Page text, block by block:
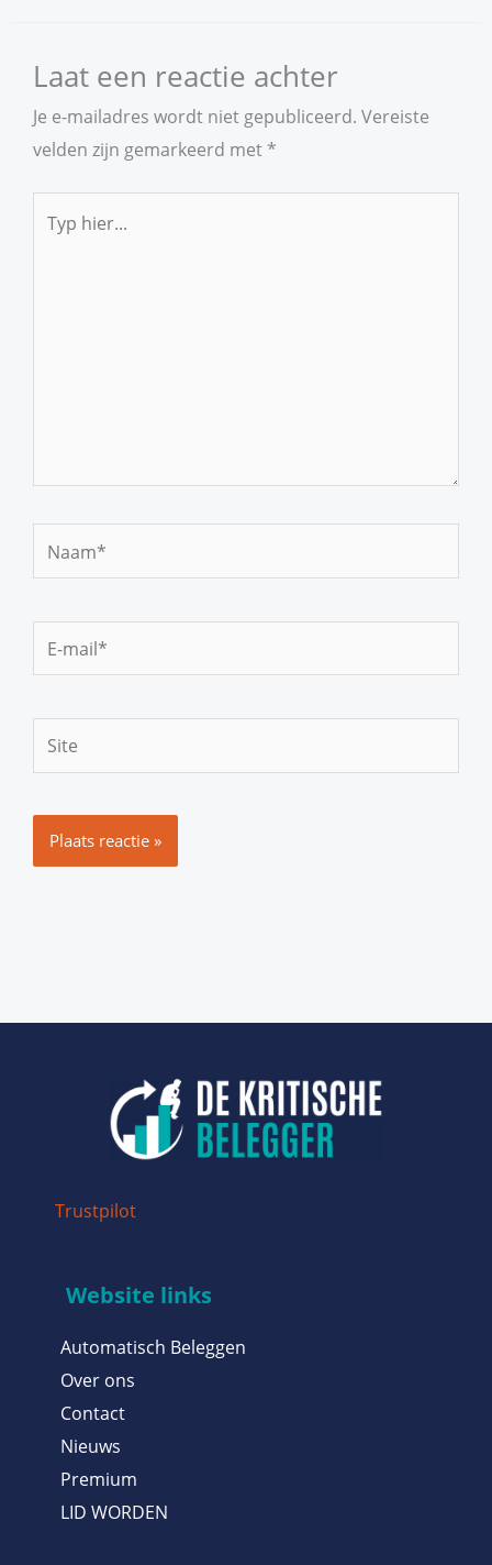
Laat een reactie achter
Je e-mailadres wordt niet gepubliceerd. Vereiste
velden zijn gemarkeerd met *
hier...
mail*
Site
Trustpilot
Website links
Automatisch Beleggen
Over ons
Contact
Nieuws
Premium
LID WORDEN